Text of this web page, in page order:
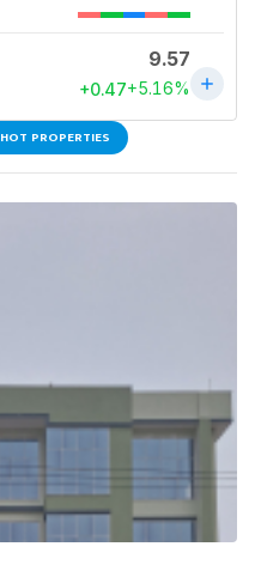
HOT PROPERTIES